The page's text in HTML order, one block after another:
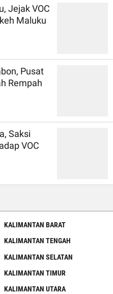
Jejak VOC
Maluku
Pusat
Rempah
Saksi
VOC
KALIMANTAN BARAT
KALIMANTAN TENGAH
KALIMANTAN SELATAN
KALIMANTAN TIMUR
KALIMANTAN UTARA